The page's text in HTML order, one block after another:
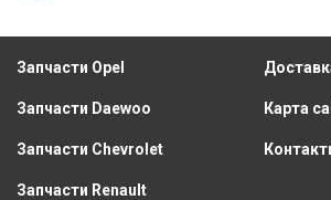
Запчасти Opel
Запчасти Daewoo
Запчасти Chevrolet
Запчасти Renault
Карта